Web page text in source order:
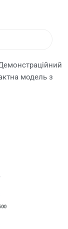
модель з